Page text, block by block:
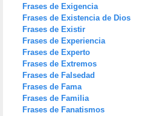
Frases de Exigencia
Frases de Existencia de Dios
Frases de Existir
Frases de Experiencia
Frases de Experto
Frases de Extremos
Frases de Falsedad
Frases de Fama
Frases de Familia
Frases de Fanatismos